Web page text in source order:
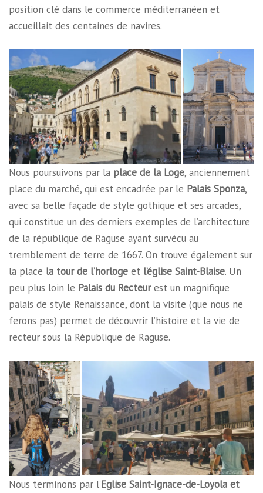
position clé dans le commerce méditerranéen et
accueillait des centaines de navires.
Nous poursuivons par la place de la Loge, anciennement
place du marché, qui est encadrée par le Palais Sponza,
avec sa belle façade de style gothique et ses arcades,
qui constitue un des derniers exemples de l’architecture
de la république de Raguse ayant survécu au
tremblement de terre de 1667. On trouve également sur
la place la tour de l’horloge et l’église Saint-Blaise. Un
peu plus loin le Palais du Recteurest un magnifique
palais de style Renaissance, dont la visite (que nous ne
ferons pas) permet de découvrir l’histoire et la vie de
recteur sous la République de Raguse.
Nous terminons par l’Eglise Saint-Ignace-de-Loyola et